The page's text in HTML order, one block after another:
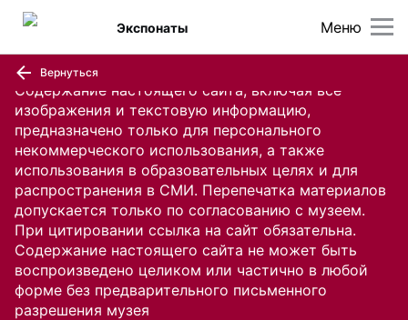
Содержание настоящего сайта, включая все
изображения и текстовую информацию,
предназначено только для персонального
некоммерческого использования, а также
использования в образовательных целях и для
распространения в СМИ. Перепечатка материалов
допускается только по согласованию с музеем.
При цитировании ссылка на сайт обязательна.
Содержание настоящего сайта не может быть
воспроизведено целиком или частично в любой
форме без предварительного письменного
разрешения музея
Меню
Экспонаты
Вернуться